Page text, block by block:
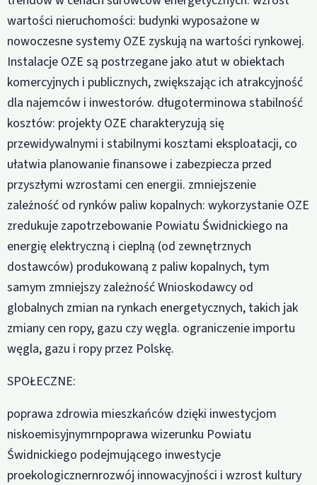
wartości nieruchomości: budynki wyposażone w
nowoczesne systemy OZE zyskują na wartości rynkowej.
Instalacje OZE są postrzegane jako atut w obiektach
komercyjnych i publicznych, zwiększając ich atrakcyjność
dla najemców i inwestorów. długoterminowa stabilność
kosztów: projekty OZE charakteryzują się
przewidywalnymi i stabilnymi kosztami eksploatacji, co
ułatwia planowanie finansowe i zabezpiecza przed
przyszłymi wzrostami cen energii. zmniejszenie
zależność od rynków paliw kopalnych: wykorzystanie OZE
zredukuje zapotrzebowanie Powiatu Świdnickiego na
energię elektryczną i cieplną (od zewnętrznych
dostawców) produkowaną z paliw kopalnych, tym
samym zmniejszy zależność Wnioskodawcy od
globalnych zmian na rynkach energetycznych, takich jak
zmiany cen ropy, gazu czy węgla. ograniczenie importu
węgla, gazu i ropy przez Polskę.
SPOŁECZNE:
poprawa zdrowia mieszkańców dzięki inwestycjom
niskoemisyjnymrnpoprawa wizerunku Powiatu
Świdnickiego podejmującego inwestycje
proekologicznernrozwój innowacyjności i wzrost kultury